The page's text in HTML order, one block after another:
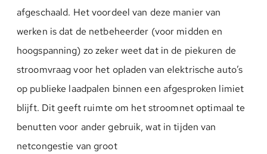
afgeschaald. Het voordeel van deze manier van
werken is dat de netbeheerder (voor midden en
hoogspanning) zo zeker weet dat in de piekuren de
stroomvraag voor het opladen van elektrische auto’s
op publieke laadpalen binnen een afgesproken limiet
blijft. Dit geeft ruimte om het stroomnet optimaal te
benutten voor ander gebruik, wat in tijden van
netcongestie van groot